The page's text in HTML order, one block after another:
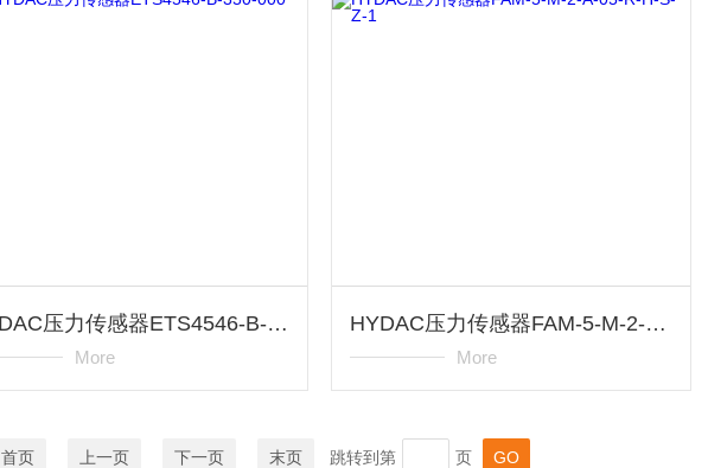
HYDAC压力传感器ETS4546-B-350-000
More
HYDAC压力传感器FAM-5-M-2-A-05-R-H-S-Z-1
More
首页 上一页 下一页 末页 跳转到第 页